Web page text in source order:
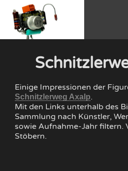
Einige Impressionen der
Schnitzlerweg Axalp.
Mit den Links unterhalb des
Sammlung nach Künstler,
sowie Aufnahme-Jahr filtern.
Stöbern.